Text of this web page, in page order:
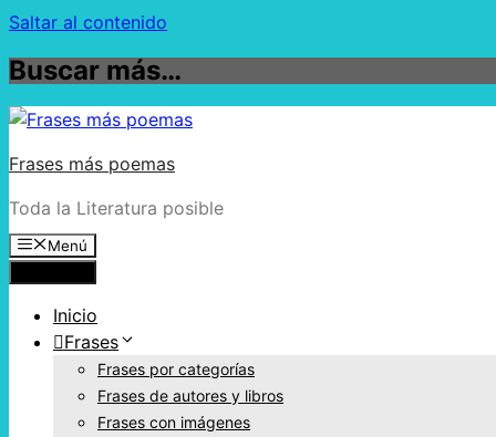
Saltar al contenido
Buscar más…
Frases más poemas
Toda la Literatura posible
Menú
Inicio
Frases
Frases por categorías
Frases de autores y libros
Frases con imágenes